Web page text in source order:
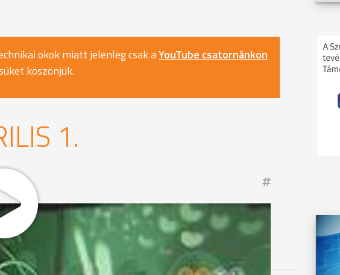
okok miatt jelenleg csak aYouTube csatornánkon
köszönjük.
1.